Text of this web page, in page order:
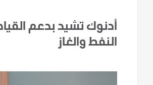
أدنوك تشيد بدعم
النفط والغاز